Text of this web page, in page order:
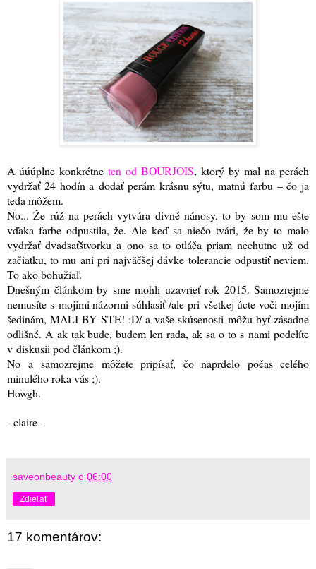
A úúúplne konkrétne ten od BOURJOIS, ktorý by mal na perách
vydržať 24 hodín a dodať perám krásnu sýtu, matnú farbu – čo ja
teda môžem.
No... Že rúž na perách vytvára divné nánosy, to by som mu ešte
vďaka farbe odpustila, že. Ale keď sa niečo tvári, že by to malo
vydržať dvadsaťštvorku a ono sa to otláča priam nechutne už od
začiatku, to mu ani pri najväčšej dávke tolerancie odpustiť neviem.
To ako bohužiaľ.
Dnešným článkom by sme mohli uzavrieť rok 2015. Samozrejme
nemusíte s mojimi názormi súhlasiť /ale pri všetkej úcte voči mojím
šedinám, MALI BY STE! :D/ a vaše skúsenosti môžu byť zásadne
odlišné. A ak tak bude, budem len rada, ak sa o to s nami podelíte
v diskusii pod článkom ;).
No a samozrejme môžete pripísať, čo naprdelo počas celého
minulého roka vás ;).
Howgh.
- claire -
saveonbeauty o 06:00
Zdieľať
17 komentárov: